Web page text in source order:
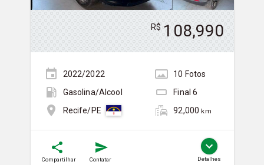
R$ 108,990
2022/2022 10 Fotos
Gasolina/Álcool
Final6
Recife/PE
92,000 km
Compartilhar Contatar Detalhes